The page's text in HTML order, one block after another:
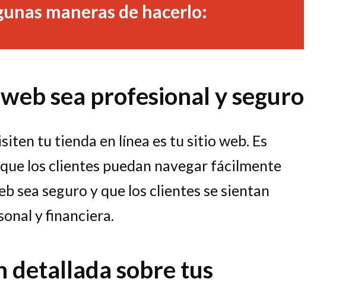
maneras de hacerlo:
sea profesional y seguro
tu tienda en línea es tu sitio web. Es
los clientes puedan navegar fácilmente
sea seguro y que los clientes se sientan
y financiera.
detallada sobre tus